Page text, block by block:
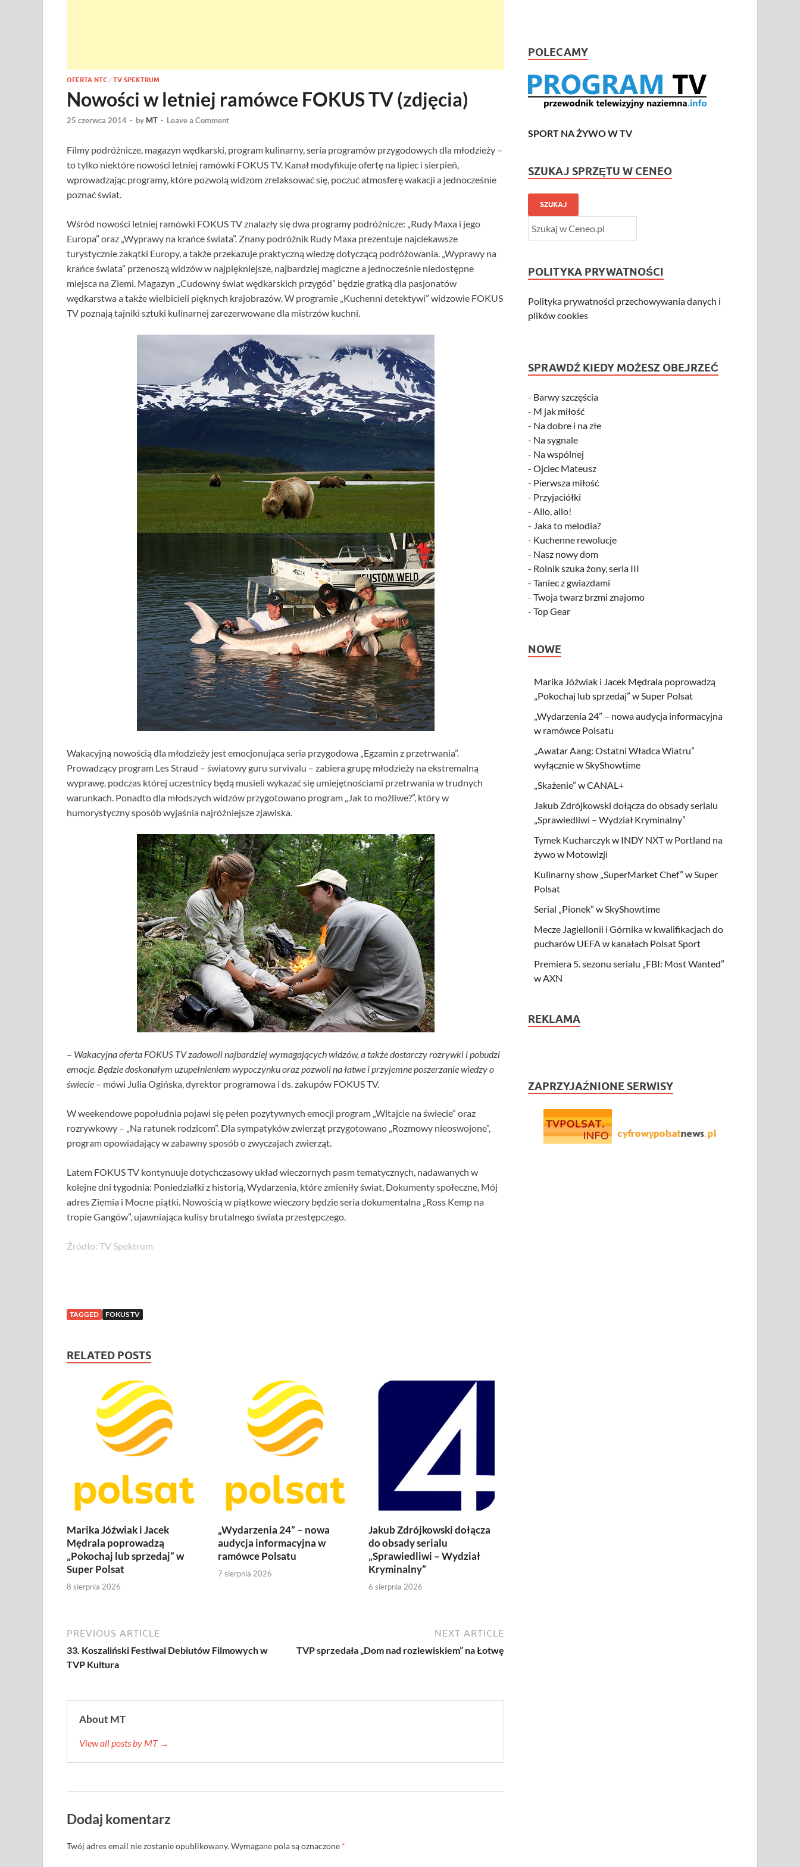
OFERTA NTC / TV SPEKTRUM
Nowości w letniej ramówce FOKUS TV (zdjęcia)
25 czerwca 2014 - by MT - Leave a Comment
Filmy podróżnicze, magazyn wędkarski, program kulinarny, seria programów przygodowych dla młodzieży –
to tylko niektóre nowości letniej ramówki FOKUS TV. Kanał modyfikuje ofertę na lipiec i sierpień,
wprowadzając programy, które pozwolą widzom zrelaksować się, poczuć atmosferę wakacji a jednocześnie
poznać świat.
Wśród nowości letniej ramówki FOKUS TV znalazły się dwa programy podróżnicze: „Rudy Maxa i jego
Europa” oraz „Wyprawy na krańce świata”. Znany podróżnik Rudy Maxa prezentuje najciekawsze
turystycznie zakątki Europy, a także przekazuje praktyczną wiedzę dotyczącą podróżowania. „Wyprawy na
krańce świata” przenoszą widzów w najpiękniejsze, najbardziej magiczne a jednocześnie niedostępne
miejsca na Ziemi. Magazyn „Cudowny świat wędkarskich przygód” będzie gratką dla pasjonatów
wędkarstwa a także wielbicieli pięknych krajobrazów. W programie „Kuchenni detektywi” widzowie FOKUS
TV poznają tajniki sztuki kulinarnej zarezerwowane dla mistrzów kuchni.
Wakacyjną nowością dla młodzieży jest emocjonująca seria przygodowa „Egzamin z przetrwania”.
Prowadzący program Les Straud – światowy guru survivalu – zabiera grupę młodzieży na ekstremalną
wyprawę, podczas której uczestnicy będą musieli wykazać się umiejętnościami przetrwania w trudnych
warunkach. Ponadto dla młodszych widzów przygotowano program „Jak to możliwe?”, który w
humorystyczny sposób wyjaśnia najróżniejsze zjawiska.
– Wakacyjna oferta FOKUS TV zadowoli najbardziej wymagających widzów, a także dostarczy rozrywki i pobudzi
emocje. Będzie doskonałym uzupełnieniem wypoczynku oraz pozwoli na łatwe i przyjemne poszerzanie wiedzy o
świecie – mówi Julia Ogińska, dyrektor programowa i ds. zakupów FOKUS TV.
W weekendowe popołudnia pojawi się pełen pozytywnych emocji program „Witajcie na świecie” oraz
rozrywkowy – „Na ratunek rodzicom”. Dla sympatyków zwierząt przygotowano „Rozmowy nieoswojone”,
program opowiadający w zabawny sposób o zwyczajach zwierząt.
Latem FOKUS TV kontynuuje dotychczasowy układ wieczornych pasm tematycznych, nadawanych w
kolejne dni tygodnia: Poniedziałki z historią, Wydarzenia, które zmieniły świat, Dokumenty społeczne, Mój
adres Ziemia i Mocne piątki. Nowością w piątkowe wieczory będzie seria dokumentalna „Ross Kemp na
tropie Gangów”, ujawniająca kulisy brutalnego świata przestępczego.
Źródło: TV Spektrum
TAGGED FOKUS TV
RELATED POSTS
Marika Jóźwiak i Jacek
Mędrala poprowadzą
„Pokochaj lub sprzedaj” w
Super Polsat
8 sierpnia 2026
„Wydarzenia 24” – nowa
audycja informacyjna w
ramówce Polsatu
7 sierpnia 2026
Jakub Zdrójkowski dołącza
do obsady serialu
„Sprawiedliwi – Wydział
Kryminalny”
6 sierpnia 2026
PREVIOUS ARTICLE
33. Koszaliński Festiwal Debiutów Filmowych w
TVP Kultura
NEXT ARTICLE
TVP sprzedała „Dom nad rozlewiskiem” na Łotwę
About MT
View all posts by MT →
Dodaj komentarz
Twój adres email nie zostanie opublikowany.Wymagane pola są oznaczone *
POLECAMY
SPORT NA ŻYWO W TV
SZUKAJ SPRZĘTU W CENEO
SZUKAJ
POLITYKA PRYWATNOŚCI
Polityka prywatności przechowywania danych i
plików cookies
SPRAWDŹ KIEDY MOŻESZ OBEJRZEĆ
- Barwy szczęścia
- M jak miłość
- Na dobre i na złe
- Na sygnale
- Na wspólnej
-Ojciec Mateusz
- Pierwsza miłość
- Przyjaciółki
-Allo, allo!
- Jaka to melodia?
- Kuchenne rewolucje
- Nasz nowy dom
- Rolnik szuka żony, seria III
-Taniec z gwiazdami
-Twoja twarz brzmi znajomo
-Top Gear
NOWE
Marika Jóźwiak i Jacek Mędrala poprowadzą
„Pokochaj lub sprzedaj” w Super Polsat
„Wydarzenia 24” – nowa audycja informacyjna
w ramówce Polsatu
„Awatar Aang: Ostatni Władca Wiatru”
wyłącznie w SkyShowtime
„Skażenie” w CANAL+
Jakub Zdrójkowski dołącza do obsady serialu
„Sprawiedliwi – Wydział Kryminalny”
Tymek Kucharczyk w INDY NXT w Portland na
żywo w Motowizji
Kulinarny show „SuperMarket Chef” w Super
Polsat
Serial „Pionek” w SkyShowtime
Mecze Jagiellonii i Górnika w kwalifikacjach do
pucharów UEFA w kanałach Polsat Sport
Premiera 5. sezonu serialu „FBI: Most Wanted”
w AXN
REKLAMA
ZAPRZYJAŹNIONE SERWISY